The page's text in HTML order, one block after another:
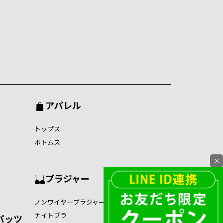
ッツ
アパレル
トップス
ボトムス
ブラジャー
ノンワイヤ―ブラジャー
ナイトブラ
×